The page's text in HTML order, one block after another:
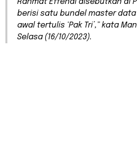
Rahmat Effendi disebutkan di
berisi satu bundel master
awal tertulis ‘Pak Tri’,” kata
Selasa (16/10/2023).